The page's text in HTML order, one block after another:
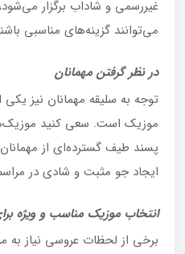
غیررسمی و شاداب برگزار
می‌توانند گزینه‌های مناسبی
در نظر گرفتن مهمانان
توجه به سلیقه مهمانان نیز
موزیک است. سعی کنید
پسند طیف گسترده‌ای از
ایجاد جو مثبت و شادی در
انتخاب موزیک مناسب و ویژه
برخی از لحظات عروسی نیاز به